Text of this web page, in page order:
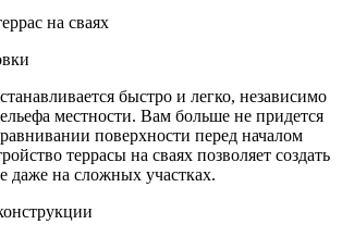
на сваях
быстро и легко, независимо
местности. Вам больше не придется
поверхности перед началом
террасы на сваях позволяет создать
даже на сложных участках.